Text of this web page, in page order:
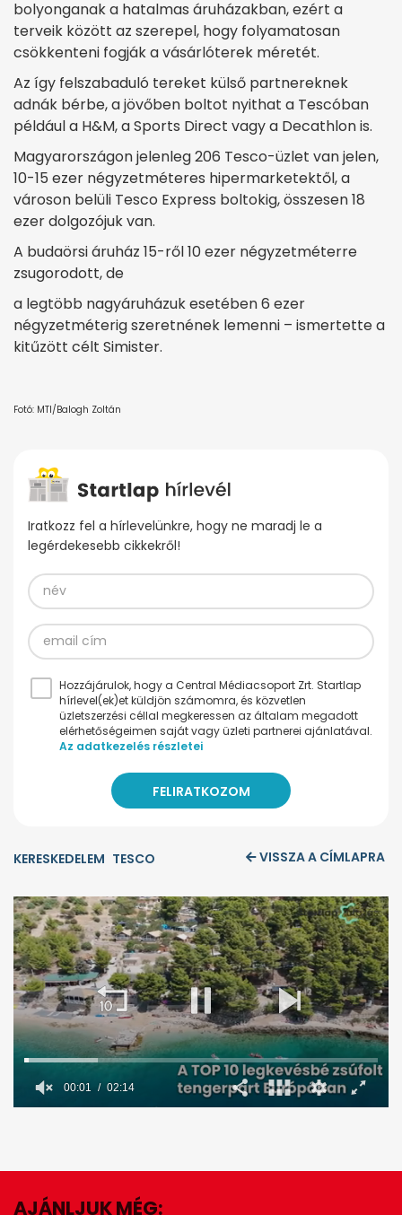
bolyonganak a hatalmas áruházakban, ezért a
terveik között az szerepel, hogy folyamatosan
csökkenteni fogják a vásárlóterek méretét.
Az így felszabaduló tereket külső partnereknek
adnák bérbe, a jövőben boltot nyithat a Tescóban
például a H&M, a Sports Direct vagy a Decathlon is.
Magyarországon jelenleg 206 Tesco-üzlet van jelen,
10-15 ezer négyzetméteres hipermarketektől, a
városon belüli Tesco Express boltokig, összesen 18
ezer dolgozójuk van.
A budaörsi áruház 15-ről 10 ezer négyzetméterre
zsugorodott, de
a legtöbb nagyáruházuk esetében 6 ezer
négyzetméterig szeretnének lemenni – ismertette a
kitűzött célt Simister.
Fotó: MTI/Balogh Zoltán
Iratkozz fel a hírlevelünkre, hogy ne maradj le a
legérdekesebb cikkekről!
Hozzájárulok, hogy a Central Médiacsoport Zrt. Startlap
hírlevel(ek)et küldjön számomra, és közvetlen
üzletszerzési céllal megkeressen az általam megadott
elérhetőségeimen saját vagy üzleti partnerei ajánlatával.
Az adatkezelés részletei
KERESKEDELEM TESCO VISSZA A CÍMLAPRA
minutes,
seconds
00:02 02:14
AJÁNLJUK MÉG: